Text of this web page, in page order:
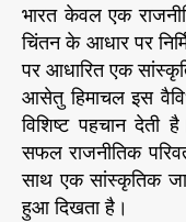
भारत केवल एक
चिंतन के आधार पर
पर आधारित एक
आसेतु हिमाचल इस
विशिष्ट पहचान
सफल राजनीतिक
साथ एक सांस्कृतिक
हुआ दिखता है।